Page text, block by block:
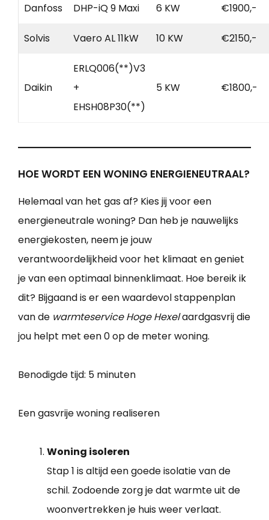
Danfoss DHP-iQ 9 Maxi 6 KW €1900,-
Solvis Vaero AL 11kW 10 KW €2150,-
Daikin
ERLQ006(**)V3
+
EHSH08P30(**)
5 KW €1800,-
HOE WORDT EEN WONING ENERGIENEUTRAAL?
Helemaal van het gas af? Kies jij voor een
energieneutrale woning? Dan heb je nauwelijks
energiekosten, neem je jouw
verantwoordelijkheid voor het klimaat en geniet
je van een optimaal binnenklimaat. Hoe bereik ik
dit? Bijgaand is er een waardevol stappenplan
van de warmteservice Hoge Hexelaardgasvrij die
jou helpt met een 0 op de meter woning.
Benodigde tijd: 5 minuten
Een gasvrije woning realiseren
Woning isoleren
Stap 1 is altijd een goede isolatie van de
schil. Zodoende zorg je dat warmte uit de
woonvertrekken je huis weer verlaat.